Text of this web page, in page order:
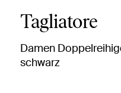
Tagliatore
Damen
schwarz